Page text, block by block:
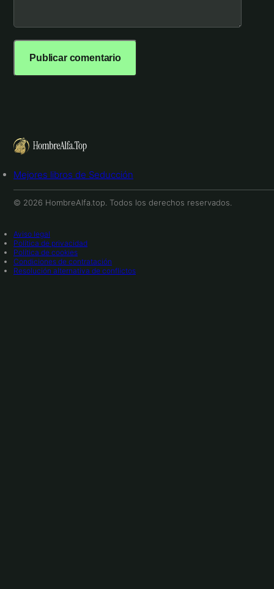
Mejores libros de Seducción
© 2026 HombreAlfa.top. Todos los derechos reservados.
Aviso legal
Política de privacidad
Política de cookies
Condiciones de contratación
Resolución alternativa de conflictos